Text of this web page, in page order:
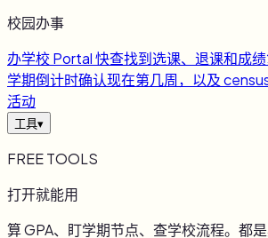
校园办事
办学校 Portal 快查找到选课、退课和成
学期倒计时确认现在第几周，以及
活动
工具▾
FREE TOOLS
打开就能用
算 GPA、盯学期节点、查学校流程。都